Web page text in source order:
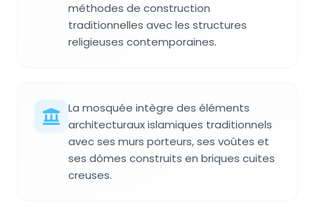
méthodes de construction
traditionnelles avec les structures
religieuses contemporaines.
La mosquée intègre des éléments
architecturaux islamiques traditionnels
avec ses murs porteurs, ses voûtes et
ses dômes construits en briques cuites
creuses.